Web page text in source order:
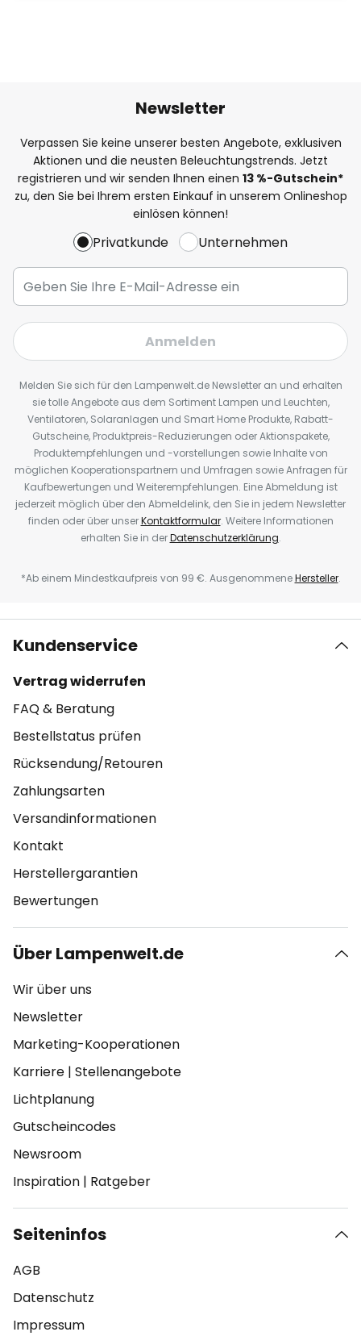
Newsletter
Verpassen Sie keine unserer besten Angebote, exklusiven
Aktionen und die neusten Beleuchtungstrends. Jetzt
registrieren und wir senden Ihnen einen 13 %-Gutschein*
zu, den Sie bei Ihrem ersten Einkauf in unserem Onlineshop
einlösen können!
Privatkunde Unternehmen
Anmelden
Melden Sie sich für den Lampenwelt.de Newsletter an und erhalten
sie tolle Angebote aus dem Sortiment Lampen und Leuchten,
Ventilatoren, Solaranlagen und Smart Home Produkte, Rabatt-
Gutscheine, Produktpreis-Reduzierungen oder Aktionspakete,
Produktempfehlungen und -vorstellungen sowie Inhalte von
möglichen Kooperationspartnern und Umfragen sowie Anfragen für
Kaufbewertungen und Weiterempfehlungen. Eine Abmeldung ist
jederzeit möglich über den Abmeldelink, den Sie in jedem Newsletter
finden oder über unserKontaktformular. Weitere Informationen
erhalten Sie in derDatenschutzerklärung.
*Ab einem Mindestkaufpreis von 99 €. AusgenommeneHersteller.
Kundenservice
Vertrag widerrufen
FAQ & Beratung
Bestellstatus prüfen
Rücksendung/Retouren
Zahlungsarten
Versandinformationen
Kontakt
Herstellergarantien
Bewertungen
Über Lampenwelt.de
Wir über uns
Newsletter
Marketing-Kooperationen
Karriere | Stellenangebote
Lichtplanung
Gutscheincodes
Newsroom
Inspiration | Ratgeber
Seiteninfos
AGB
Datenschutz
Impressum